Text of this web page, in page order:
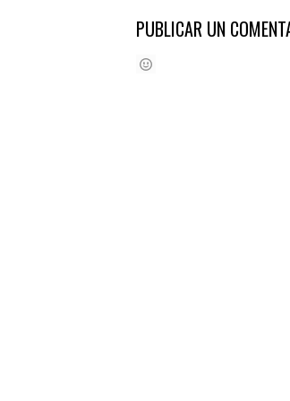
PUBLICAR UN